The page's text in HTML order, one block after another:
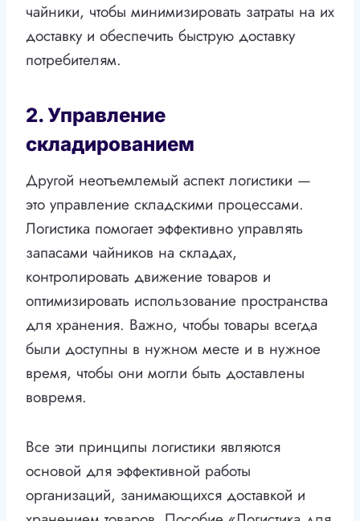
чайники, чтобы минимизировать затраты на их
доставку и обеспечить быструю доставку
потребителям.
2. Управление
складированием
Другой неотъемлемый аспект логистики —
это управление складскими процессами.
Логистика помогает эффективно управлять
запасами чайников на складах,
контролировать движение товаров и
оптимизировать использование пространства
для хранения. Важно, чтобы товары всегда
были доступны в нужном месте и в нужное
время, чтобы они могли быть доставлены
вовремя.
Все эти принципы логистики являются
основой для эффективной работы
организаций, занимающихся доставкой и